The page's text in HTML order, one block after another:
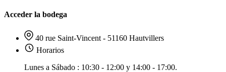
Acceder la bodega
40 rue Saint-Vincent - 51160 Hautvillers
Horarios
Lunes a Sábado : 10:30 - 12:00 y 14:00 - 17:00.